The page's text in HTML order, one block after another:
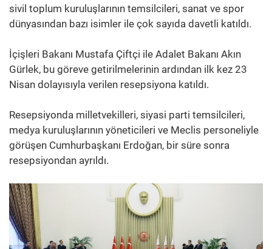
sivil toplum kuruluşlarının temsilcileri, sanat ve spor
dünyasından bazı isimler ile çok sayıda davetli katıldı.
İçişleri Bakanı Mustafa Çiftçi ile Adalet Bakanı Akın
Gürlek, bu göreve getirilmelerinin ardından ilk kez 23
Nisan dolayısıyla verilen resepsiyona katıldı.
Resepsiyonda milletvekilleri, siyasi parti temsilcileri,
medya kuruluşlarının yöneticileri ve Meclis personeliyle
görüşen Cumhurbaşkanı Erdoğan, bir süre sonra
resepsiyondan ayrıldı.